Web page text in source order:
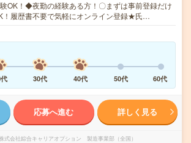
OK！◆夜勤の経験ある方！〇まずは事前登録だけ
！履歴書不要で気軽にオンライン登録★氏…
30代 40代 50代 60代
応募へ進む 詳しく見る
式会社綜合キャリアオプション 製造事業部（全国）